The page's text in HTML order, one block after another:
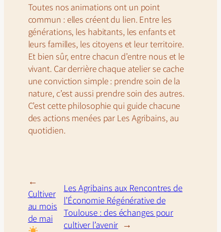
Toutes nos animations ont un point
commun : elles créent du lien. Entre les
générations, les habitants, les enfants et
leurs familles, les citoyens et leur territoire.
Et bien sûr, entre chacun d’entre nous et le
vivant. Car derrière chaque atelier se cache
une conviction simple : prendre soin de la
nature, c’est aussi prendre soin des autres.
C’est cette philosophie qui guide chacune
des actions menées par Les Agribains, au
quotidien.
←
Cultiver
au mois
de mai
Les Agribains aux Rencontres de
l’Économie Régénérative de
Toulouse : des échanges pour
cultiver l’avenir →